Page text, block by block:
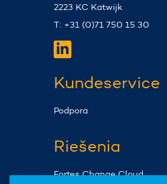
2223 KC Katwijk
T: +31 (0)71 750 15 30
Kundeservice
Podpora
Riešenia
Fortes Change Cloud